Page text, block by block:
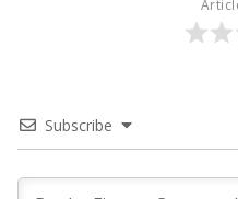
Subscribe